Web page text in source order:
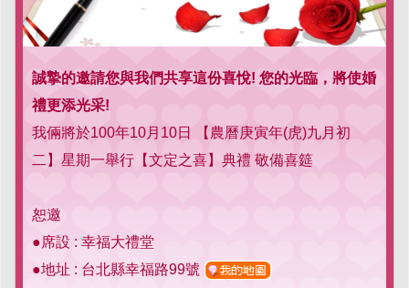
誠摯的邀請您與我們共享這份喜悅! 您的光臨，將使婚
禮更添光采!
我倆將於100年10月10日 【農曆庚寅年(虎)九月初
二】星期一舉行【文定之喜】典禮 敬備喜筵
恕邀
●席設 : 幸福大禮堂
●地址 : 台北縣幸福路99號